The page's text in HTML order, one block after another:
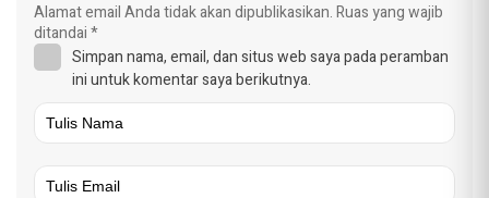
Alamat email Anda tidak akan dipublikasikan.Ruas yang wajib
ditandai*
Simpan nama, email, dan situs web saya pada peramban
ini untuk komentar saya berikutnya.